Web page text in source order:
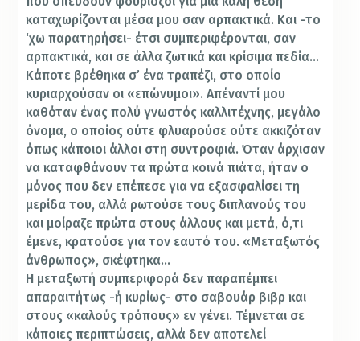
καταχωρίζονται μέσα μου σαν αρπακτικά. Και -το
‘χω παρατηρήσει- έτσι συμπεριφέρονται, σαν
αρπακτικά, και σε άλλα ζωτικά και κρίσιμα πεδία…
Κάποτε βρέθηκα σ’ ένα τραπέζι, στο οποίο
κυριαρχούσαν οι «επώνυμοι». Απέναντί μου
καθόταν ένας πολύ γνωστός καλλιτέχνης, μεγάλο
όνομα, ο οποίος ούτε φλυαρούσε ούτε ακκιζόταν
όπως κάποιοι άλλοι στη συντροφιά. Όταν άρχισαν
να καταφθάνουν τα πρώτα κοινά πιάτα, ήταν ο
μόνος που δεν επέπεσε για να εξασφαλίσει τη
μερίδα του, αλλά ρωτούσε τους διπλανούς του
και μοίραζε πρώτα στους άλλους και μετά, ό,τι
έμενε, κρατούσε για τον εαυτό του. «Μεταξωτός
άνθρωπος», σκέφτηκα…
Η μεταξωτή συμπεριφορά δεν παραπέμπει
απαραιτήτως -ή κυρίως- στο σαβουάρ βιβρ και
στους «καλούς τρόπους» εν γένει. Τέμνεται σε
κάποιες περιπτώσεις, αλλά δεν αποτελεί